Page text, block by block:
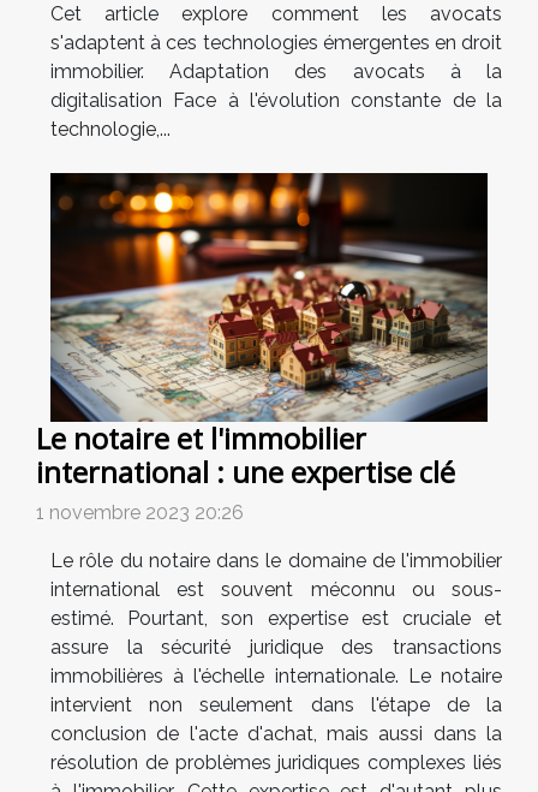
Cet article explore comment les avocats
s'adaptent à ces technologies émergentes en droit
immobilier. Adaptation des avocats à la
digitalisation Face à l'évolution constante de la
technologie,...
Le notaire et l'immobilier
international : une expertise clé
1 novembre 2023 20:26
Le rôle du notaire dans le domaine de l'immobilier
international est souvent méconnu ou sous-
estimé. Pourtant, son expertise est cruciale et
assure la sécurité juridique des transactions
immobilières à l'échelle internationale. Le notaire
intervient non seulement dans l'étape de la
conclusion de l'acte d'achat, mais aussi dans la
résolution de problèmes juridiques complexes liés